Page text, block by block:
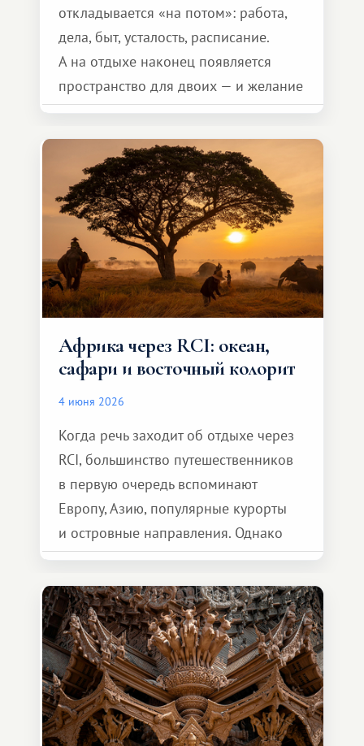
откладывается «на потом»: работа,
дела, быт, усталость, расписание.
А на отдыхе наконец появляется
пространство для двоих — и желание
сделать для близкого человека что-то
особенное. Не обязательно
масштабное, но тёплое
и запоминающееся :)
Африка через RCI: океан,
сафари и восточный колорит
4 июня 2026
Когда речь заходит об отдыхе через
RCI, большинство путешественников
в первую очередь вспоминают
Европу, Азию, популярные курорты
и островные направления. Однако
возможности обменной системы
значительно шире. Среди них есть
и Африка — континент, который
способен подарить совершенно иной
формат путешествия.